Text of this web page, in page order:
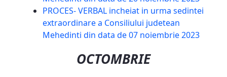
PROCES- VERBAL incheiat in urma sedintei
extraordinare a Consiliului judetean
Mehedinti din data de 07 noiembrie 2023
OCTOMBRIE